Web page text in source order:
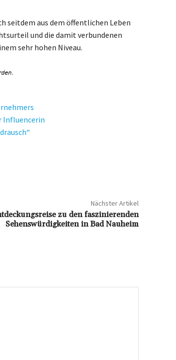
seitdem aus dem öffentlichen Leben
und die damit verbundenen
sehr hohen Niveau.
Influencerin
Nächster Artikel
zu den faszinierenden
Sehenswürdigkeiten in Bad Nauheim